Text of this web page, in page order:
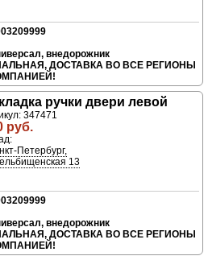
внедорожник
ДОСТАВКА ВО ВСЕ РЕГИОНЫ
ручки двери левой
347471
руб.
Петербург,
13
внедорожник
ДОСТАВКА ВО ВСЕ РЕГИОНЫ